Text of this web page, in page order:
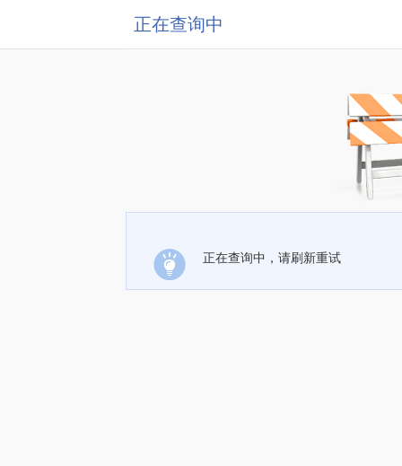
正在查询中
正在查询中，请刷新重试